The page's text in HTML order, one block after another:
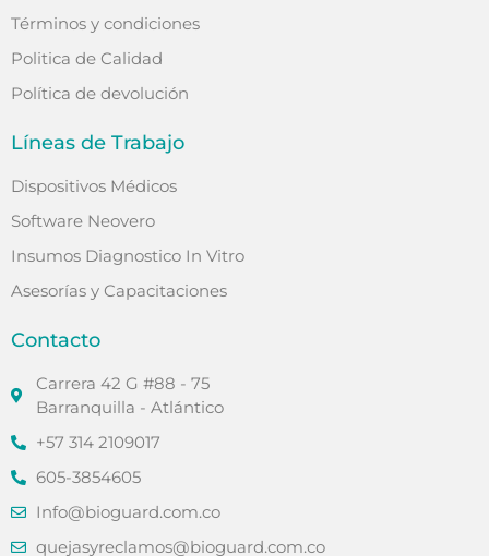
Términos y condiciones
Politica de Calidad
Política de devolución
Líneas de Trabajo
Dispositivos Médicos
Software Neovero
Insumos Diagnostico In Vitro
Asesorías y Capacitaciones
Contacto
Carrera 42 G #88 - 75
Barranquilla - Atlántico
+57 314 2109017
605-3854605
Info@bioguard.com.co
quejasyreclamos@bioguard.com.co